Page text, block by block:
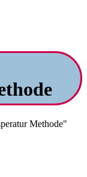
Methode"